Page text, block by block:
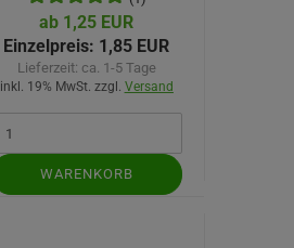
ab 1,25 EUR
Einzelpreis: 1,85 EUR
Lieferzeit: ca. 1-5 Tage
inkl. 19% MwSt. zzgl. Versand
WARENKORB